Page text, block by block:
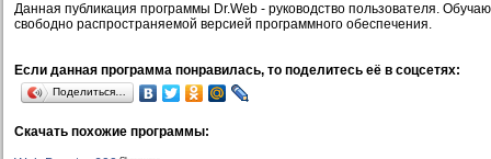
Данная публикация программы Dr.Web - руководство пользователя.
свободно распространяемой версией программного обеспечения.
Если данная программа понравилась, то поделитесь её в соцсетях:
Поделиться…
Скачать похожие программы: